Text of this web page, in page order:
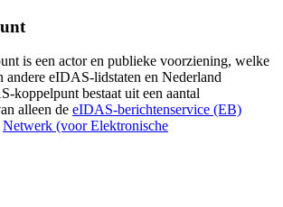
is een actor en publieke voorziening, welke
andere eIDAS-lidstaten en Nederland
koppelpunt bestaat uit een aantal
alleen de eIDAS-berichtenservice (EB)
Netwerk (voor Elektronische